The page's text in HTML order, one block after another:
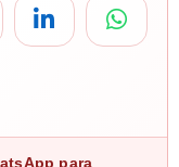
para